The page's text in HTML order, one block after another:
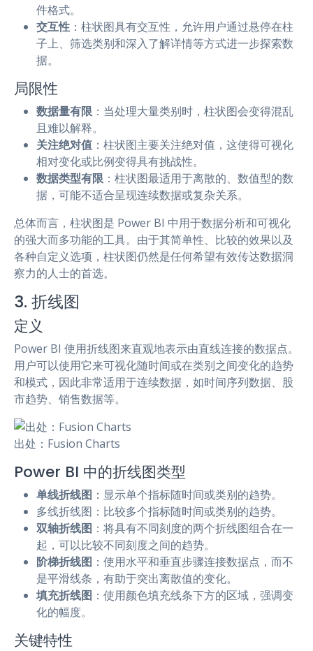
件格式。
交互性 ：柱状图具有交互性，允许用户通过悬停在柱
子上、筛选类别和深入了解详情等方式进一步探索数
据。
局限性
数据量有限 ：当处理大量类别时，柱状图会变得混乱
且难以解释。
关注绝对值 ：柱状图主要关注绝对值，这使得可视化
相对变化或比例变得具有挑战性。
数据类型有限 ：柱状图最适用于离散的、数值型的数
据，可能不适合呈现连续数据或复杂关系。
总体而言，柱状图是 Power BI 中用于数据分析和可视化
的强大而多功能的工具。由于其简单性、比较的效果以及
各种自定义选项，柱状图仍然是任何希望有效传达数据洞
察力的人士的首选。
3. 折线图
定义
Power BI 使用折线图来直观地表示由直线连接的数据点。
用户可以使用它来可视化随时间或在类别之间变化的趋势
和模式，因此非常适用于连续数据，如时间序列数据、股
市趋势、销售数据等。
出处：Fusion Charts
Power BI 中的折线图类型
单线折线图 ：显示单个指标随时间或类别的趋势。
多线折线图：比较多个指标随时间或类别的趋势。
双轴折线图 ：将具有不同刻度的两个折线图组合在一
起，可以比较不同刻度之间的趋势。
阶梯折线图 ：使用水平和垂直步骤连接数据点，而不
是平滑线条，有助于突出离散值的变化。
填充折线图 ：使用颜色填充线条下方的区域，强调变
化的幅度。
关键特性